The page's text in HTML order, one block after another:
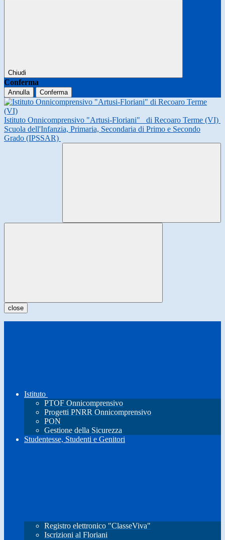
Chiudi
Conferma
Annulla Conferma
Istituto Onnicomprensivo "Artusi-Floriani"
di Recoaro Terme (VI)
Scuola dell'Infanzia, Primaria, Secondaria di Primo e Secondo
Grado (IPSSAR)
close
Istituto
PTOF Onnicomprensivo
Progetti PNRR Onnicomprensivo
PON
Gestione della Sicurezza
Studentesse, Studenti e Genitori
Registro elettronico "ClasseViva"
Iscrizioni al Floriani